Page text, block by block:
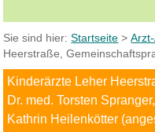
Sie sind hier:Startseite >
Heerstraße,
Kinderärzte Leher
Dr. med. Torsten
Kathrin Heilenkötter